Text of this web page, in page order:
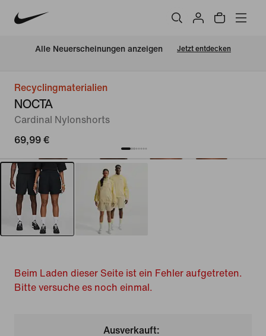
Alle Neuerscheinungen anzeigen Jetzt entdecken
Recyclingmaterialien
NOCTA
Cardinal Nylonshorts
69,99 €
Beim Laden dieser Seite ist ein Fehler aufgetreten.
Bitte versuche es noch einmal.
Ausverkauft: